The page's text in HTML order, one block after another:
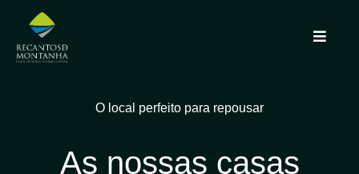
O local perfeito para repousar
As nossas casas